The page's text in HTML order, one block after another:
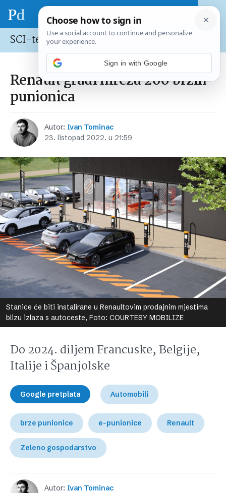
SCI-tech
Renault gradi mrežu 200 brzih
punionica
Autor: Ivan Tominac
23. listopad 2022. u 21:59
Stanice će biti instalirane u Renaultovim prodajnim mjestima
blizu izlaza s autoceste, Foto: COURTESY MOBILIZE
Do 2024. diljem Francuske, Belgije,
Italije i Španjolske
Google pretplata Automobili
brze punionice e-punionice Renault
Zeleno gospodarstvo
Autor: Ivan Tominac